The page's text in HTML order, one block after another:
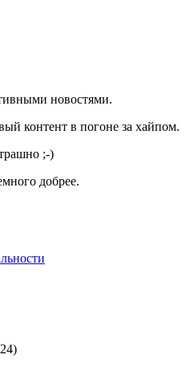
новостями.
контент в погоне за хайпом.
;-)
добрее.